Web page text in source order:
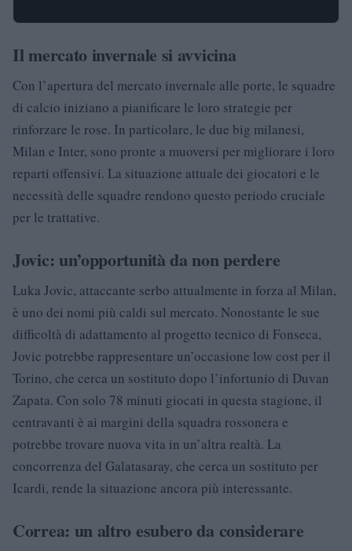
Il mercato invernale si avvicina
Con l’apertura del mercato invernale alle porte, le squadre
di calcio iniziano a pianificare le loro strategie per
rinforzare le rose. In particolare, le due big milanesi,
Milan e Inter, sono pronte a muoversi per migliorare i loro
reparti offensivi. La situazione attuale dei giocatori e le
necessità delle squadre rendono questo periodo cruciale
per le trattative.
Jovic: un’opportunità da non perdere
Luka Jovic, attaccante serbo attualmente in forza al Milan,
è uno dei nomi più caldi sul mercato. Nonostante le sue
difficoltà di adattamento al progetto tecnico di Fonseca,
Jovic potrebbe rappresentare un’occasione low cost per il
Torino, che cerca un sostituto dopo l’infortunio di Duvan
Zapata. Con solo 78 minuti giocati in questa stagione, il
centravanti è ai margini della squadra rossonera e
potrebbe trovare nuova vita in un’altra realtà. La
concorrenza del Galatasaray, che cerca un sostituto per
Icardi, rende la situazione ancora più interessante.
Correa: un altro esubero da considerare